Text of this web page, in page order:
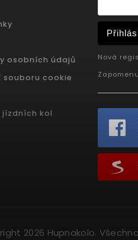
osobních údajů
souboru cookie
jízdních kol
Nová
2026 Hupnakolo.